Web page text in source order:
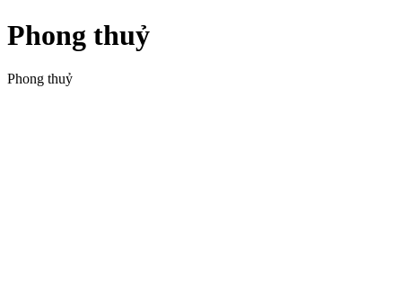
Phong thuỷ
Phong thuỷ